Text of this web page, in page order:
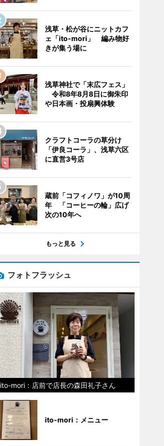
浅草・松が谷にニットカフ
ェ「ito-mori」 編み物好
きが集う場に
浅草神社で「末広フェス」
令和8年8月8日に御朱印
や日本画・投扇興体験
クラフトコーラの草分け
「伊良コーラ」、浅草六区
に直営3号店
蔵前「コフィノワ」が10周
年 「コーヒーの輪」広げ
次の10年へ
もっと見る
フォトフラッシュ
ito-mori：店前で店長の森田礼子さん
ito-mori：メニュー